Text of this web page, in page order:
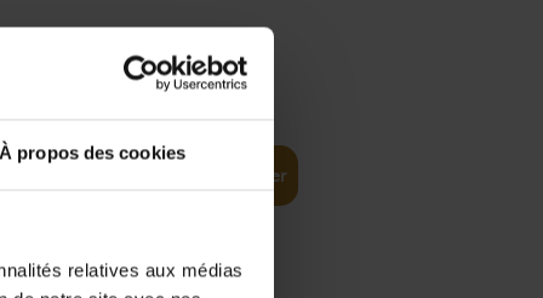
À propos des cookies
relatives aux médias
world 29,99
Ajouter au panier